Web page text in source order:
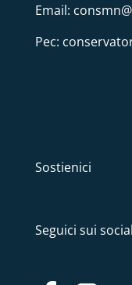
Email:
Pec:
Sostienici
Seguici sui social